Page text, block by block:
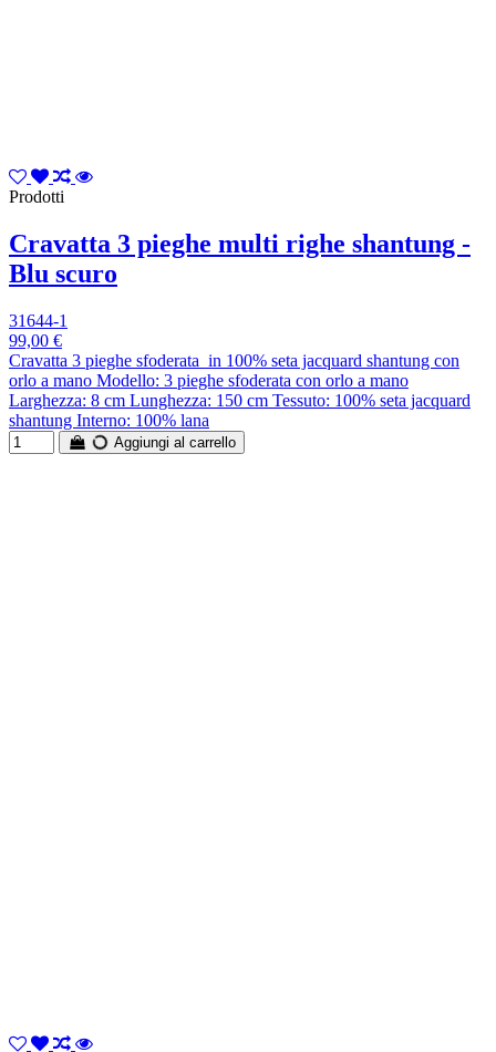
Prodotti
Cravatta 3 pieghe multi righe shantung -
Blu scuro
31644-1
99,00 €
Cravatta 3 pieghe sfoderata in 100% seta jacquard shantung con
orlo a mano Modello: 3 pieghe sfoderata con orlo a mano
Larghezza: 8 cm Lunghezza: 150 cm Tessuto: 100% seta jacquard
shantung Interno: 100% lana
Aggiungi al carrello